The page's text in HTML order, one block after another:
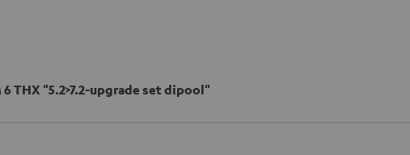
6 THX "5.2>7.2-upgrade set dipool"